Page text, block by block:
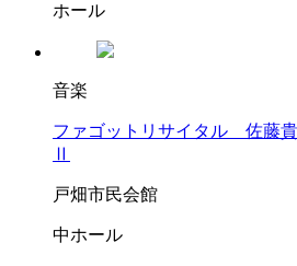
ホール
音楽
ファゴットリサイタル 佐藤
Ⅱ
戸畑市民会館
中ホール